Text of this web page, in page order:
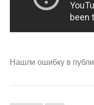
Нашли ошибку в